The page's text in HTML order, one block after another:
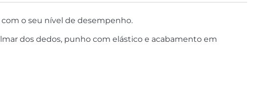
o seu nível de desempenho.
dos dedos, punho com elástico e acabamento em